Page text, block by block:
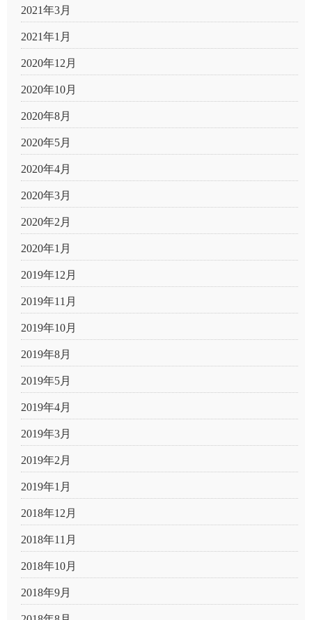
2021年3月
2021年1月
2020年12月
2020年10月
2020年8月
2020年5月
2020年4月
2020年3月
2020年2月
2020年1月
2019年12月
2019年11月
2019年10月
2019年8月
2019年5月
2019年4月
2019年3月
2019年2月
2019年1月
2018年12月
2018年11月
2018年10月
2018年9月